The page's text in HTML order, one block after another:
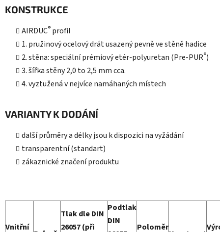
KONSTRUKCE
AIRDUC® profil
1. pružinový ocelový drát usazený pevně ve stěně hadice
2. stěna: speciální prémiový etér-polyuretan (Pre-PUR®)
3. šířka stěny 2,0 to 2,5 mm cca.
4. vyztužená v nejvíce namáhaných místech
VARIANTY K DODÁNÍ
další průměry a délky jsou k dispozici na vyžádání
transparentní (standart)
zákaznické značení produktu
Vnitřní
Tlak dle DIN
26057 (při
Podtlak
DIN
Poloměr